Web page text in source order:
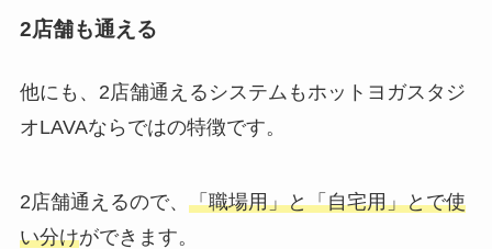
2店舗も通える
他にも、2店舗通えるシステムもホットヨガスタジ
オLAVAならではの特徴です。
2店舗通えるので、 「職場用」と「自宅用」とで使
い分けができます。